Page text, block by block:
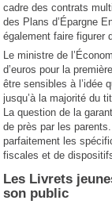
cadre des contrats
des Plans d’Épargne
également faire figurer
Le ministre de
d’euros pour la
être sensibles à l’idée
jusqu’à la majorité du
La question de la
de près par les
parfaitement les
fiscales et de
Les Livrets
son public